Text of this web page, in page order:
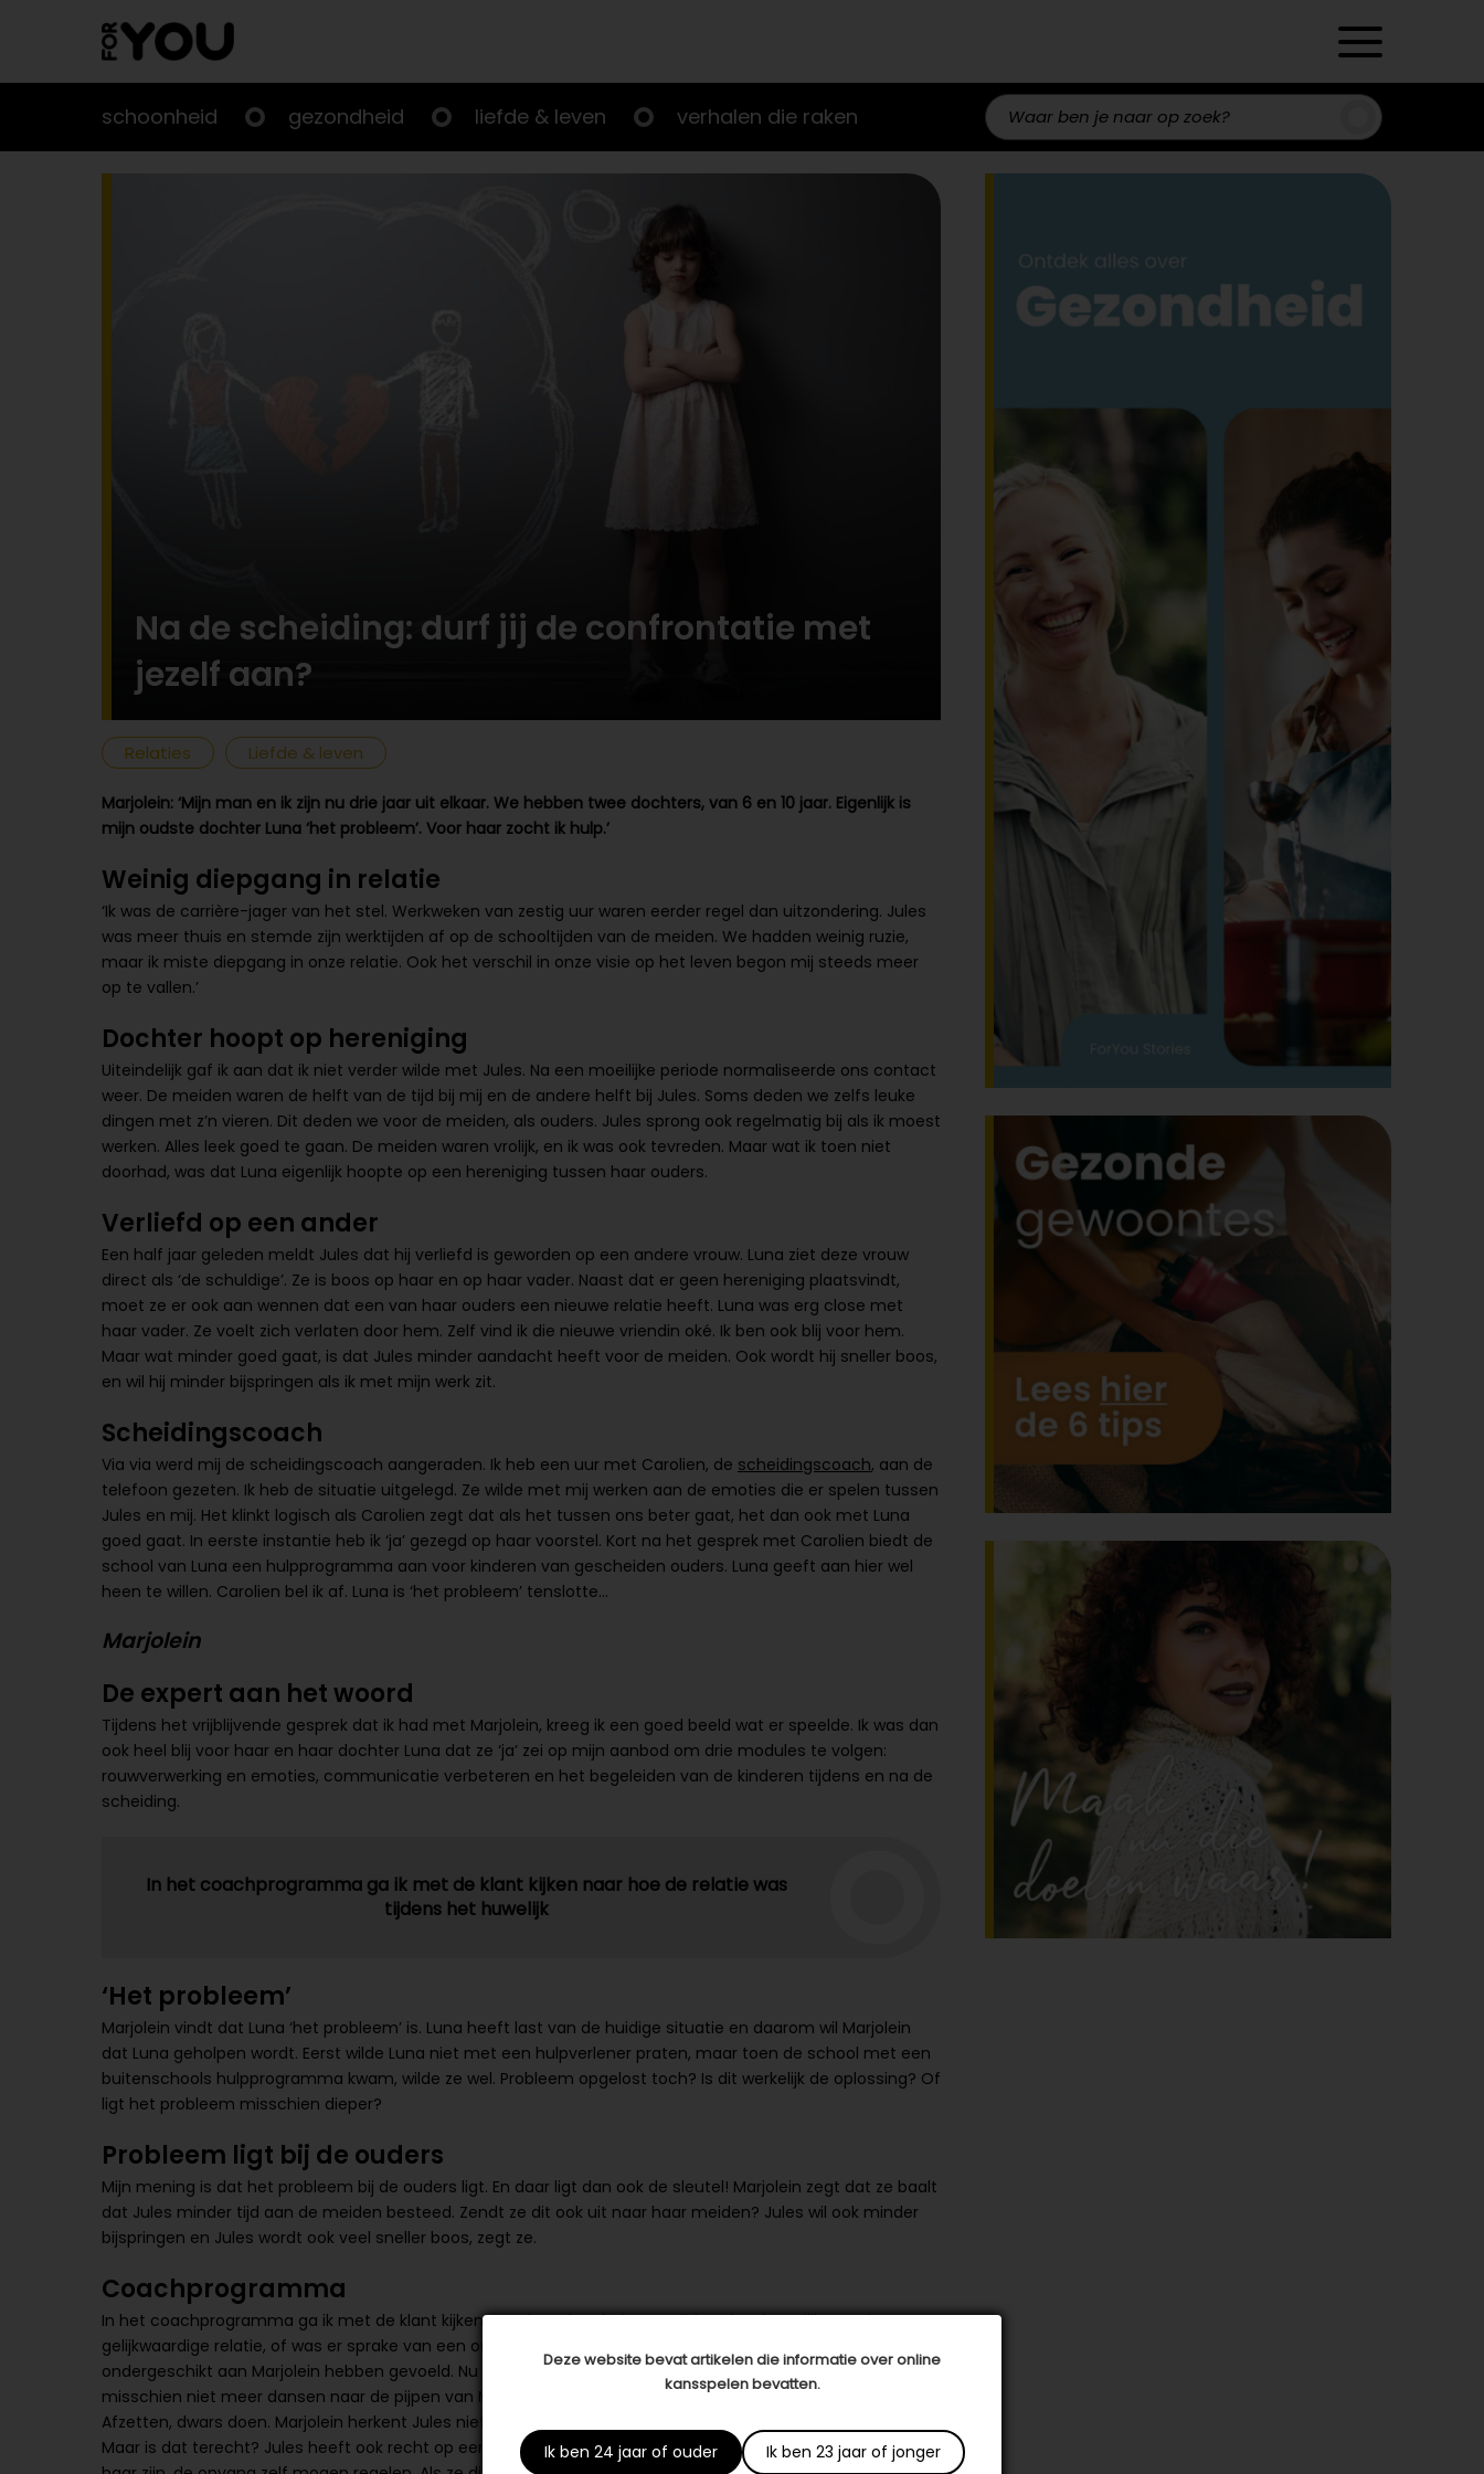
Deze website bevat artikelen die informatie over online
kansspelen bevatten.
Ik ben 24 jaar of ouder Ik ben 23 jaar of jonger
schoonheid gezondheid liefde & leven verhalen die raken Zoeken
Na de scheiding: durf jij de confrontatie met
jezelf aan?
Relaties Liefde & leven
Marjolein: ‘Mijn man en ik zijn nu drie jaar uit elkaar. We hebben twee dochters, van 6 en 10 jaar. Eigenlijk is
mijn oudste dochter Luna ‘het probleem’. Voor haar zocht ik hulp.’
Weinig diepgang in relatie
‘Ik was de carrière-jager van het stel. Werkweken van zestig uur waren eerder regel dan uitzondering. Jules
was meer thuis en stemde zijn werktijden af op de schooltijden van de meiden. We hadden weinig ruzie,
maar ik miste diepgang in onze relatie. Ook het verschil in onze visie op het leven begon mij steeds meer
op te vallen.’
Dochter hoopt op hereniging
Uiteindelijk gaf ik aan dat ik niet verder wilde met Jules. Na een moeilijke periode normaliseerde ons contact
weer. De meiden waren de helft van de tijd bij mij en de andere helft bij Jules. Soms deden we zelfs leuke
dingen met z’n vieren. Dit deden we voor de meiden, als ouders. Jules sprong ook regelmatig bij als ik moest
werken. Alles leek goed te gaan. De meiden waren vrolijk, en ik was ook tevreden. Maar wat ik toen niet
doorhad, was dat Luna eigenlijk hoopte op een hereniging tussen haar ouders.
Verliefd op een ander
Een half jaar geleden meldt Jules dat hij verliefd is geworden op een andere vrouw. Luna ziet deze vrouw
direct als ‘de schuldige’. Ze is boos op haar en op haar vader. Naast dat er geen hereniging plaatsvindt,
moet ze er ook aan wennen dat een van haar ouders een nieuwe relatie heeft. Luna was erg close met
haar vader. Ze voelt zich verlaten door hem. Zelf vind ik die nieuwe vriendin oké. Ik ben ook blij voor hem.
Maar wat minder goed gaat, is dat Jules minder aandacht heeft voor de meiden. Ook wordt hij sneller boos,
en wil hij minder bijspringen als ik met mijn werk zit.
Scheidingscoach
Via via werd mij de scheidingscoach aangeraden. Ik heb een uur met Carolien, de scheidingscoach, aan de
telefoon gezeten. Ik heb de situatie uitgelegd. Ze wilde met mij werken aan de emoties die er spelen tussen
Jules en mij. Het klinkt logisch als Carolien zegt dat als het tussen ons beter gaat, het dan ook met Luna
goed gaat. In eerste instantie heb ik ‘ja’ gezegd op haar voorstel. Kort na het gesprek met Carolien biedt de
school van Luna een hulpprogramma aan voor kinderen van gescheiden ouders. Luna geeft aan hier wel
heen te willen. Carolien bel ik af. Luna is ‘het probleem’ tenslotte…
Marjolein
De expert aan het woord
Tijdens het vrijblijvende gesprek dat ik had met Marjolein, kreeg ik een goed beeld wat er speelde. Ik was dan
ook heel blij voor haar en haar dochter Luna dat ze ‘ja’ zei op mijn aanbod om drie modules te volgen:
rouwverwerking en emoties, communicatie verbeteren en het begeleiden van de kinderen tijdens en na de
scheiding.
In het coachprogramma ga ik met de klant kijken naar hoe de relatie was
tijdens het huwelijk
‘Het probleem’
Marjolein vindt dat Luna ‘het probleem’ is. Luna heeft last van de huidige situatie en daarom wil Marjolein
dat Luna geholpen wordt. Eerst wilde Luna niet met een hulpverlener praten, maar toen de school met een
buitenschools hulpprogramma kwam, wilde ze wel. Probleem opgelost toch? Is dit werkelijk de oplossing? Of
ligt het probleem misschien dieper?
Probleem ligt bij de ouders
Mijn mening is dat het probleem bij de ouders ligt. En daar ligt dan ook de sleutel! Marjolein zegt dat ze baalt
dat Jules minder tijd aan de meiden besteed. Zendt ze dit ook uit naar haar meiden? Jules wil ook minder
bijspringen en Jules wordt ook veel sneller boos, zegt ze.
Coachprogramma
In het coachprogramma ga ik met de klant kijken naar hoe de relatie was tijdens het huwelijk. Was het een
gelijkwaardige relatie, of was er sprake van een ouder-kindrelatie? In dit geval kan Jules zich wel eens
ondergeschikt aan Marjolein hebben gevoeld. Nu ze gescheiden zijn en hij een nieuwe vriendin heeft, wil hij
misschien niet meer dansen naar de pijpen van Marjolein. Hij kan zich als een puber gaan gedragen.
Afzetten, dwars doen. Marjolein herkent Jules niet meer en baalt ervan dat hij niet meer steeds klaar staat.
Maar is dat terecht? Jules heeft ook recht op een eigen leven. En Marjolein zal de dagen dat de meiden bij